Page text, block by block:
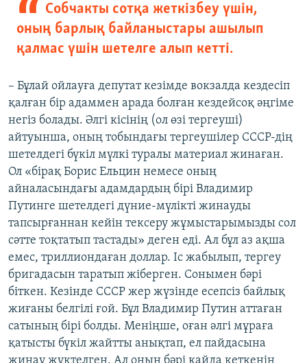
Собчакты сотқа жеткізбеу үшін,
оның барлық байланыстары ашылып
қалмас үшін шетелге алып кетті.
– Бұлай ойлауға депутат кезімде вокзалда кездесіп
қалған бір адаммен арада болған кездейсоқ әңгіме
негіз болады. Әлгі кісінің (ол өзі тергеуші)
айтуынша, оның тобындағы тергеушілер СССР-дің
шетелдегі бүкіл мүлкі туралы материал жинаған.
Ол «бірақ Борис Ельцин немесе оның
айналасындағы адамдардың бірі Владимир
Путинге шетелдегі дүние-мүлікті жинауды
тапсырғаннан кейін тексеру жұмыстарымызды сол
сәтте тоқтатып тастады» деген еді. Ал бұл аз ақша
емес, триллиондаған доллар. Іс жабылып, тергеу
бригадасын таратып жіберген. Сонымен бәрі
біткен. Кезінде СССР жер жүзінде есепсіз байлық
жиғаны белгілі ғой. Бұл Владимир Путин аттаған
сатының бірі болды. Меніңше, оған әлгі мұраға
қатысты бүкіл жайтты анықтап, ел пайдасына